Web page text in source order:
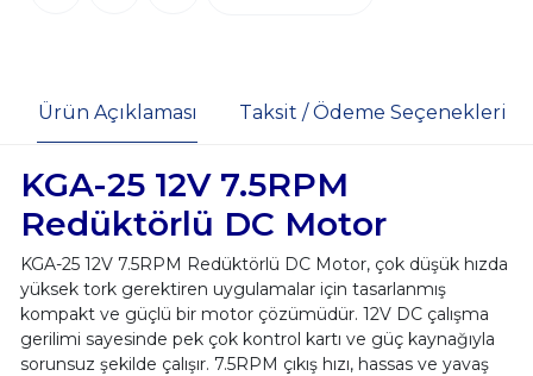
Ürün Açıklaması Taksit / Ödeme Seçenekleri
KGA-25 12V 7.5RPM
Redüktörlü DC Motor
KGA-25 12V 7.5RPM Redüktörlü DC Motor, çok düşük hızda
yüksek tork gerektiren uygulamalar için tasarlanmış
kompakt ve güçlü bir motor çözümüdür. 12V DC çalışma
gerilimi sayesinde pek çok kontrol kartı ve güç kaynağıyla
sorunsuz şekilde çalışır. 7.5RPM çıkış hızı, hassas ve yavaş